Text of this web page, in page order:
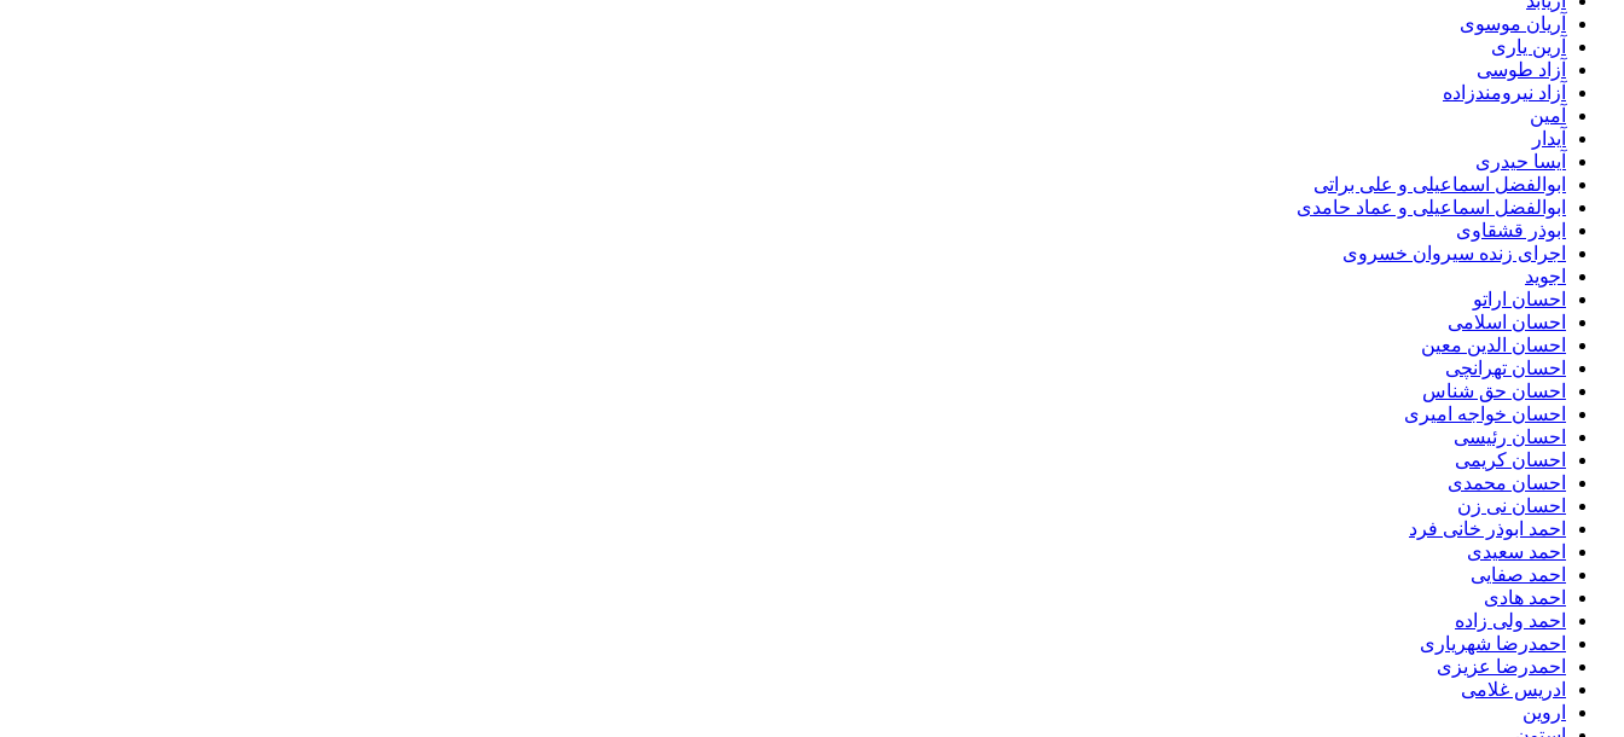
آریان موسوی
آرین یاری
آزاد طوسی
آزاد نیرومندزاده
آمین
آیدار
آیسا حیدری
ابوالفضل اسماعیلی و علی براتی
ابوالفضل اسماعیلی و عماد حامدی
ابوذر قشقاوی
اجرای زنده سیروان خسروی
اجوید
احسان اراتو
احسان اسلامی
احسان الدین معین
احسان تهرانچی
احسان حق شناس
احسان خواجه امیری
احسان رئیسی
احسان کریمی
احسان محمدی
احسان نی زن
احمد ابوذر خانی فرد
احمد سعیدی
احمد صفایی
احمد هادی
احمد ولی زاده
احمدرضا شهریاری
احمدرضا عزیزی
ادریس غلامی
اروین